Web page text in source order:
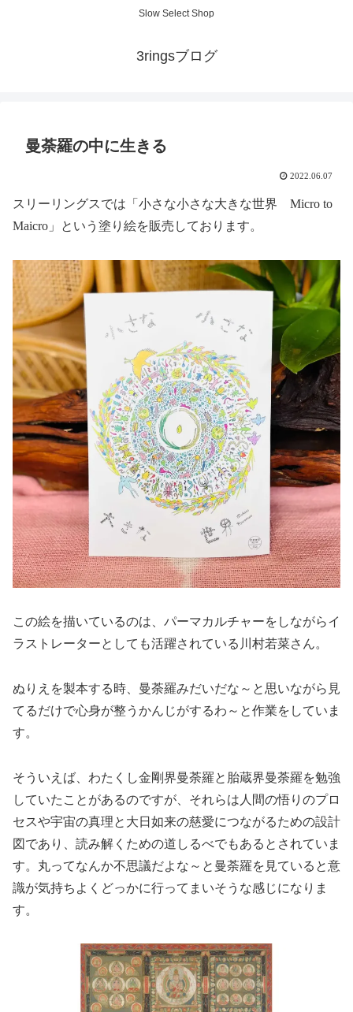
Slow Select Shop
3ringsブログ
曼荼羅の中に生きる
2022.06.07
スリーリングスでは「小さな小さな大きな世界 Micro to
Maicro」という塗り絵を販売しております。
この絵を描いているのは、パーマカルチャーをしながらイ
ラストレーターとしても活躍されている川村若菜さん。
ぬりえを製本する時、曼荼羅みだいだな～と思いながら見
てるだけで心身が整うかんじがするわ～と作業をしていま
す。
そういえば、わたくし金剛界曼荼羅と胎蔵界曼荼羅を勉強
していたことがあるのですが、それらは人間の悟りのプロ
セスや宇宙の真理と大日如来の慈愛につながるための設計
図であり、読み解くための道しるべでもあるとされていま
す。丸ってなんか不思議だよな～と曼荼羅を見ていると意
識が気持ちよくどっかに行ってまいそうな感じになりま
す。